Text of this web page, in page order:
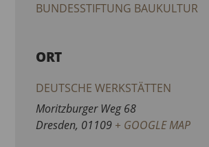
ORT
DEUTSCHE WERKSTÄTTEN
Moritzburger Weg 68
Dresden, 01109 + GOOGLE MAP
BUNDESSTIFTUNG BAUKULTUR